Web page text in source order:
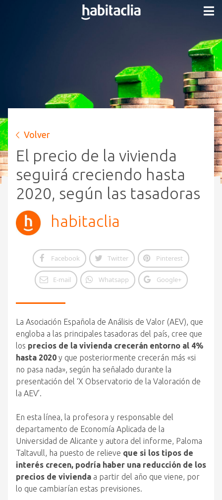
Volver
El precio de la vivienda
seguirá creciendo hasta
2020, según las tasadoras
habitaclia
Facebook Twitter Pinterest
E-mail Whatsapp Google+
La Asociación Española de Análisis de Valor (AEV), que
engloba a las principales tasadoras del país, cree que
los precios de la vivienda crecerán entorno al 4%
hasta 2020 y que posteriormente crecerán más «si
no pasa nada», según ha señalado durante la
presentación del ‘X Observatorio de la Valoración de
la AEV’.
En esta línea, la profesora y responsable del
departamento de Economía Aplicada de la
Universidad de Alicante y autora del informe, Paloma
Taltavull, ha puesto de relieve que si los tipos de
interés crecen, podría haber una reducción de los
precios de vivienda a partir del año que viene, por
lo que cambiarían estas previsiones.